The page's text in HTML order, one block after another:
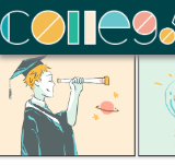
ColleGo! 大學選才與